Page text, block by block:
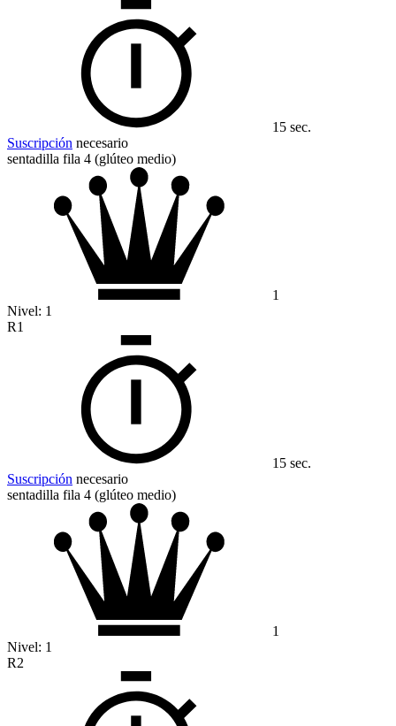
15 sec.
Suscripción necesario
sentadilla fila 4 (glúteo medio)
1
Nivel: 1
R1
15 sec.
Suscripción necesario
sentadilla fila 4 (glúteo medio)
1
Nivel: 1
R2